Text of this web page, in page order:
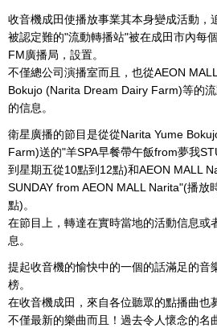
收音機成田使播放事業其本身變成活動，
被認定難的"流動轉播站"被在成田市內每
FM廣播局，設置。
不僅總公司演播室而且，也從AEON
Bokujo (Narita Dream Dairy Farm)等的
的信息。
衛星廣播的節目是從從Narita Yume
Farm)送的"羊SPA早餐帶午飯from夢我
到星期五從10點到12點)和AEON MALL
SUNDAY from AEON MALL Narita"(播放
點)。
在節目上，轉達在實時當地的活動信息或
息。
提起收音機的愉快中的一個的話滿足的音
榜。
在收音機成田，來自各位聽眾的點播曲也
不僅最新的樂曲而且！過去令人懷念的名